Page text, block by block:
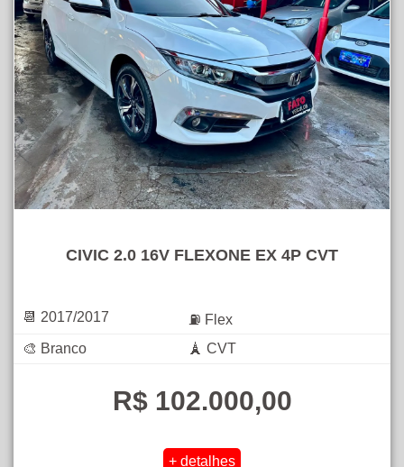
CIVIC 2.0 16V FLEXONE EX 4P CVT
📆 2017/2017
⛽ Flex
🎨 Branco
🗼 CVT
R$ 102.000,00